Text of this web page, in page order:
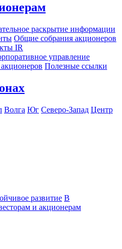
раскрытие информации
Общие собрания акционеров
IR
управление
Полезные ссылки
Волга Юг Северо-Запад Центр
развитие В
и акционерам